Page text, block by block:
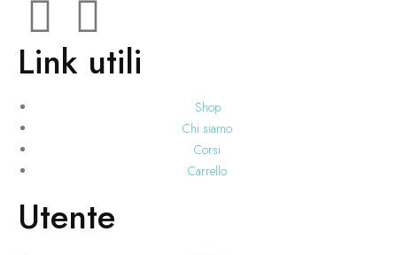
Link utili
Shop
Chi siamo
Corsi
Carrello
Utente